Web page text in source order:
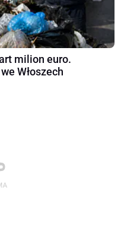
milion euro.
Włoszech